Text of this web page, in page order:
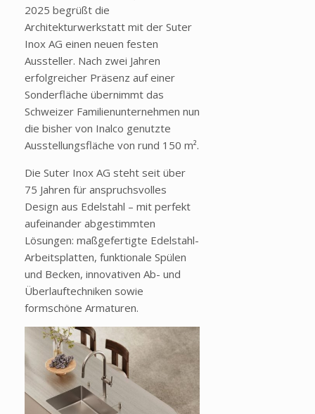
2025 begrüßt die
Architekturwerkstatt mit der Suter
Inox AG einen neuen festen
Aussteller. Nach zwei Jahren
erfolgreicher Präsenz auf einer
Sonderfläche übernimmt das
Schweizer Familienunternehmen nun
die bisher von Inalco genutzte
Ausstellungsfläche von rund 150 m².
Die Suter Inox AG steht seit über
75 Jahren für anspruchsvolles
Design aus Edelstahl – mit perfekt
aufeinander abgestimmten
Lösungen: maßgefertigte Edelstahl-
Arbeitsplatten, funktionale Spülen
und Becken, innovativen Ab- und
Überlauftechniken sowie
formschöne Armaturen.